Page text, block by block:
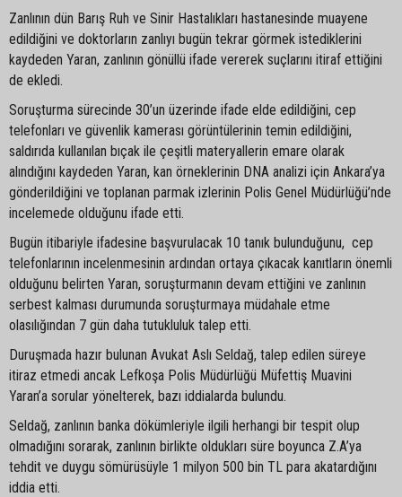
Zanlının dün Barış Ruh ve Sinir Hastalıkları hastanesinde muayene
edildiğini ve doktorların zanlıyı bugün tekrar görmek istediklerini
kaydeden Yaran, zanlının gönüllü ifade vererek suçlarını itiraf ettiğini
de ekledi.
Soruşturma sürecinde 30’un üzerinde ifade elde edildiğini, cep
telefonları ve güvenlik kamerası görüntülerinin temin edildiğini,
saldırıda kullanılan bıçak ile çeşitli materyallerin emare olarak
alındığını kaydeden Yaran, kan örneklerinin DNA analizi için Ankara’ya
gönderildiğini ve toplanan parmak izlerinin Polis Genel Müdürlüğü’nde
incelemede olduğunu ifade etti.
Bugün itibariyle ifadesine başvurulacak 10 tanık bulunduğunu, cep
telefonlarının incelenmesinin ardından ortaya çıkacak kanıtların önemli
olduğunu belirten Yaran, soruşturmanın devam ettiğini ve zanlının
serbest kalması durumunda soruşturmaya müdahale etme
olasılığından 7 gün daha tutukluluk talep etti.
Duruşmada hazır bulunan Avukat Aslı Seldağ, talep edilen süreye
itiraz etmedi ancak Lefkoşa Polis Müdürlüğü Müfettiş Muavini
Yaran’a sorular yönelterek, bazı iddialarda bulundu.
Seldağ, zanlının banka dökümleriyle ilgili herhangi bir tespit olup
olmadığını sorarak, zanlının birlikte oldukları süre boyunca Z.A’ya
tehdit ve duygu sömürüsüyle 1 milyon 500 bin TL para akatardığını
iddia etti.